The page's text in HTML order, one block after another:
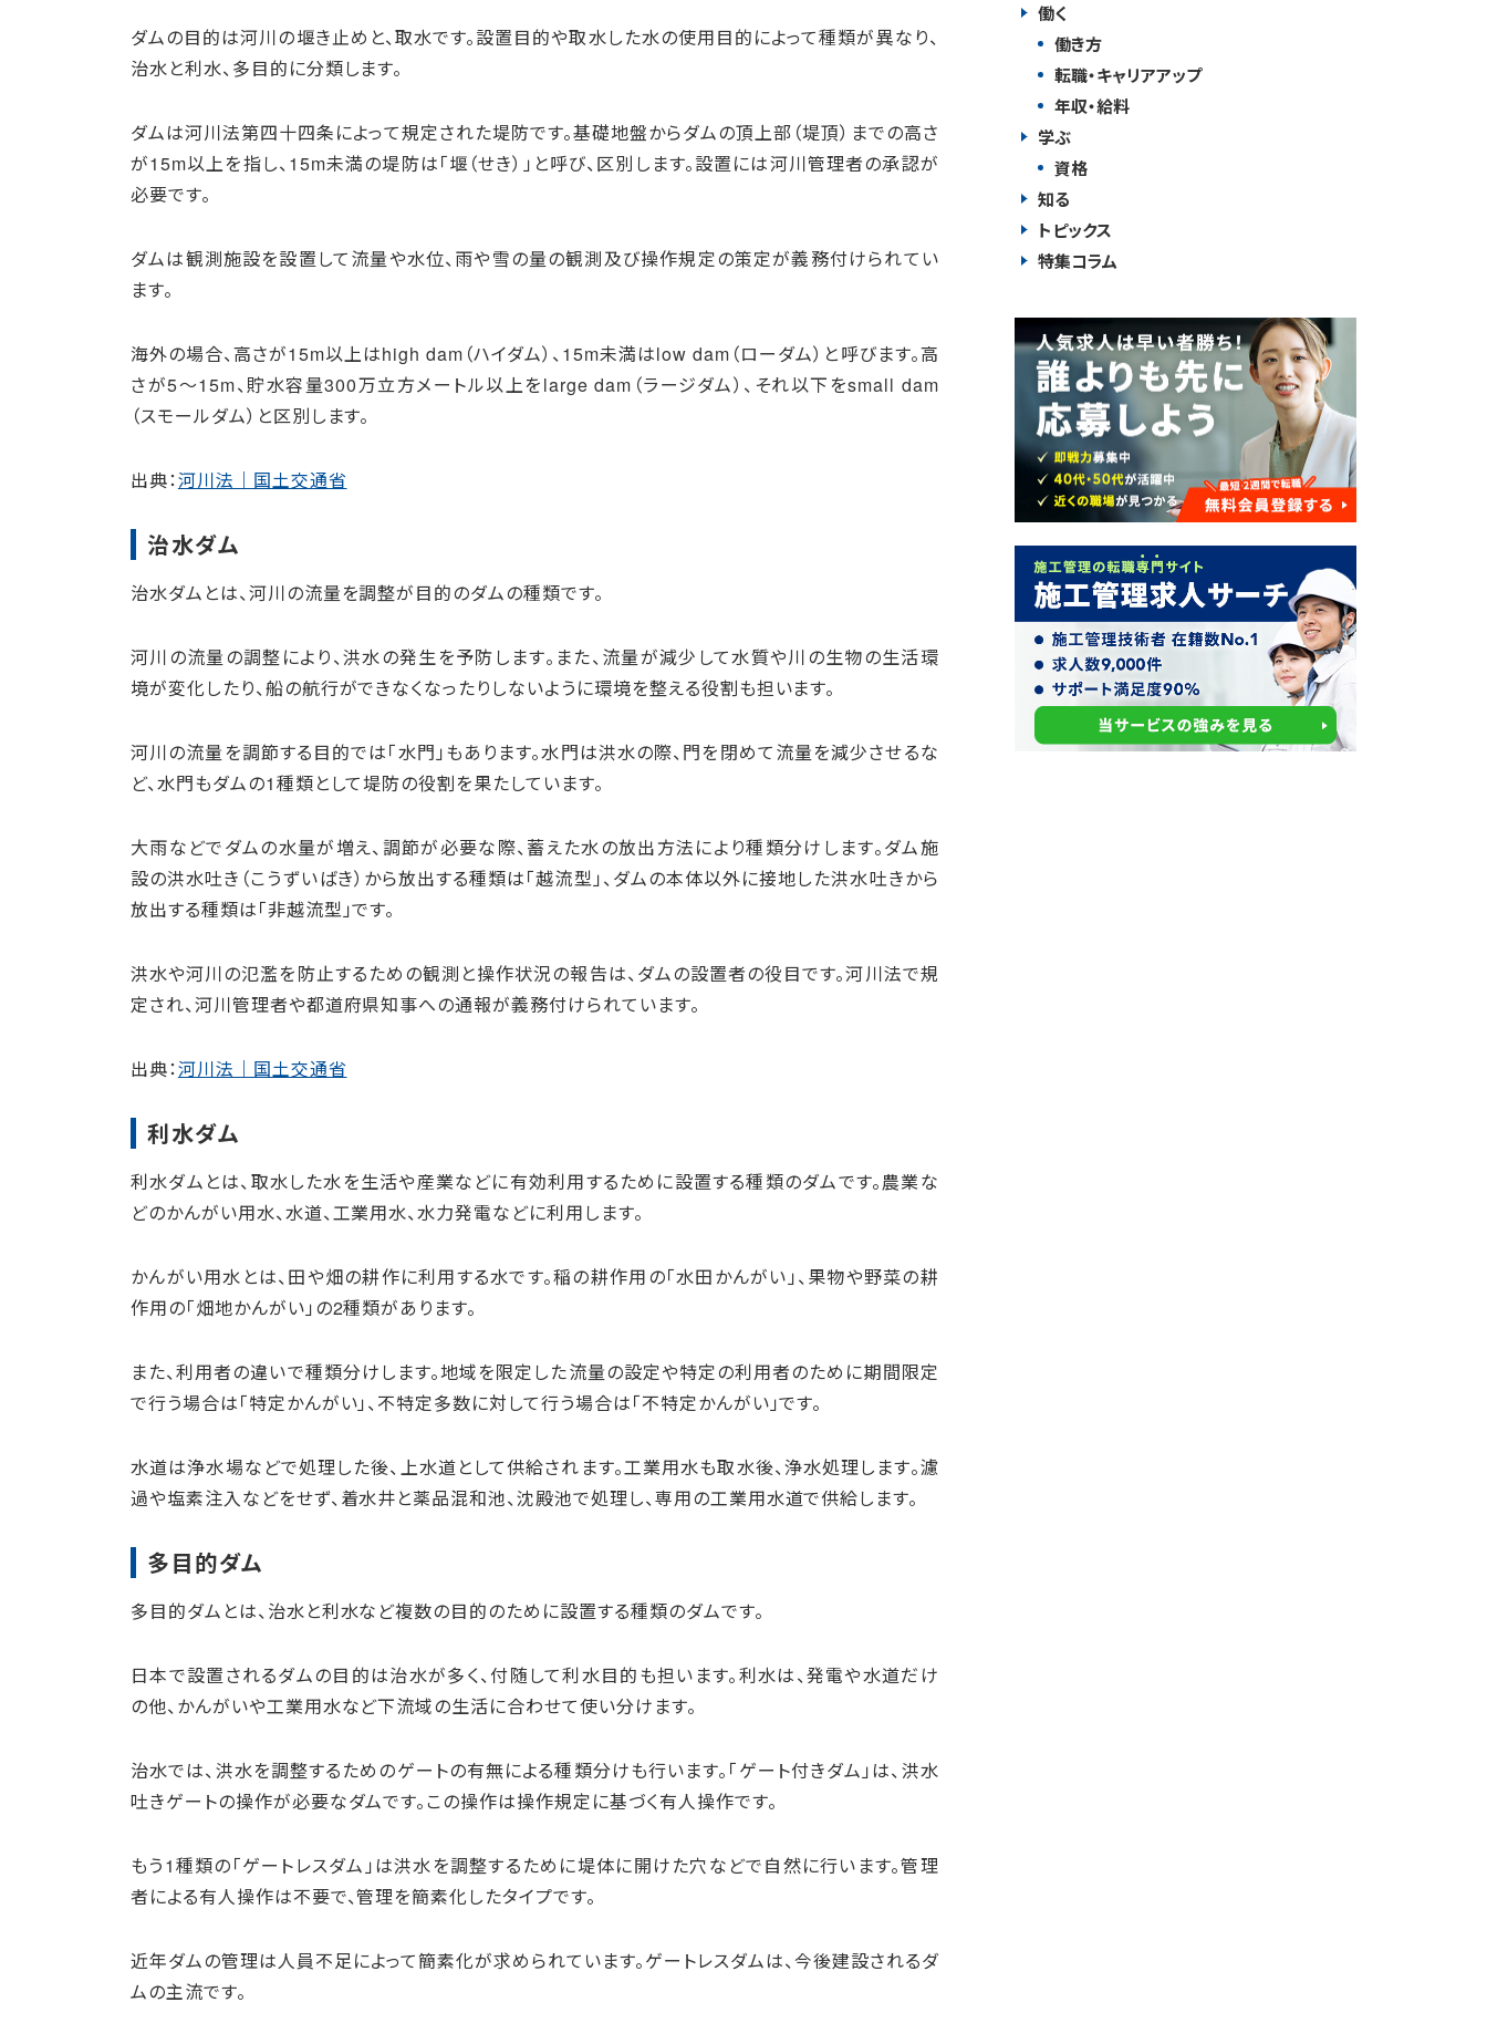
ダムの目的は河川の堰き止めと、取水です。設置目的や取水した水の使用目的によって種類が異なり、
治水と利水、多目的に分類します。
ダムは河川法第四十四条によって規定された堤防です。基礎地盤からダムの頂上部（堤頂）までの高さ
が15m以上を指し、15m未満の堤防は「堰（せき）」と呼び、区別します。設置には河川管理者の承認が
必要です。
ダムは観測施設を設置して流量や水位、雨や雪の量の観測及び操作規定の策定が義務付けられてい
ます。
海外の場合、高さが15m以上はhigh dam（ハイダム）、15m未満はlow dam（ローダム）と呼びます。高
さが5～15m、貯水容量300万立方メートル以上をlarge dam（ラージダム）、それ以下をsmall dam
（スモールダム）と区別します。
出典：河川法｜国土交通省
治水ダム
治水ダムとは、河川の流量を調整が目的のダムの種類です。
河川の流量の調整により、洪水の発生を予防します。また、流量が減少して水質や川の生物の生活環
境が変化したり、船の航行ができなくなったりしないように環境を整える役割も担います。
河川の流量を調節する目的では「水門」もあります。水門は洪水の際、門を閉めて流量を減少させるな
ど、水門もダムの1種類として堤防の役割を果たしています。
大雨などでダムの水量が増え、調節が必要な際、蓄えた水の放出方法により種類分けします。ダム施
設の洪水吐き（こうずいばき）から放出する種類は「越流型」、ダムの本体以外に接地した洪水吐きから
放出する種類は「非越流型」です。
洪水や河川の氾濫を防止するための観測と操作状況の報告は、ダムの設置者の役目です。河川法で規
定され、河川管理者や都道府県知事への通報が義務付けられています。
出典：河川法｜国土交通省
利水ダム
利水ダムとは、取水した水を生活や産業などに有効利用するために設置する種類のダムです。農業な
どのかんがい用水、水道、工業用水、水力発電などに利用します。
かんがい用水とは、田や畑の耕作に利用する水です。稲の耕作用の「水田かんがい」、果物や野菜の耕
作用の「畑地かんがい」の2種類があります。
また、利用者の違いで種類分けします。地域を限定した流量の設定や特定の利用者のために期間限定
で行う場合は「特定かんがい」、不特定多数に対して行う場合は「不特定かんがい」です。
水道は浄水場などで処理した後、上水道として供給されます。工業用水も取水後、浄水処理します。濾
過や塩素注入などをせず、着水井と薬品混和池、沈殿池で処理し、専用の工業用水道で供給します。
多目的ダム
多目的ダムとは、治水と利水など複数の目的のために設置する種類のダムです。
日本で設置されるダムの目的は治水が多く、付随して利水目的も担います。利水は、発電や水道だけ
の他、かんがいや工業用水など下流域の生活に合わせて使い分けます。
治水では、洪水を調整するためのゲートの有無による種類分けも行います。「ゲート付きダム」は、洪水
吐きゲートの操作が必要なダムです。この操作は操作規定に基づく有人操作です。
もう1種類の「ゲートレスダム」は洪水を調整するために堤体に開けた穴などで自然に行います。管理
者による有人操作は不要で、管理を簡素化したタイプです。
近年ダムの管理は人員不足によって簡素化が求められています。ゲートレスダムは、今後建設されるダ
ムの主流です。
働く
働き方
転職・キャリアアップ
年収・給料
学ぶ
資格
知る
トピックス
特集コラム